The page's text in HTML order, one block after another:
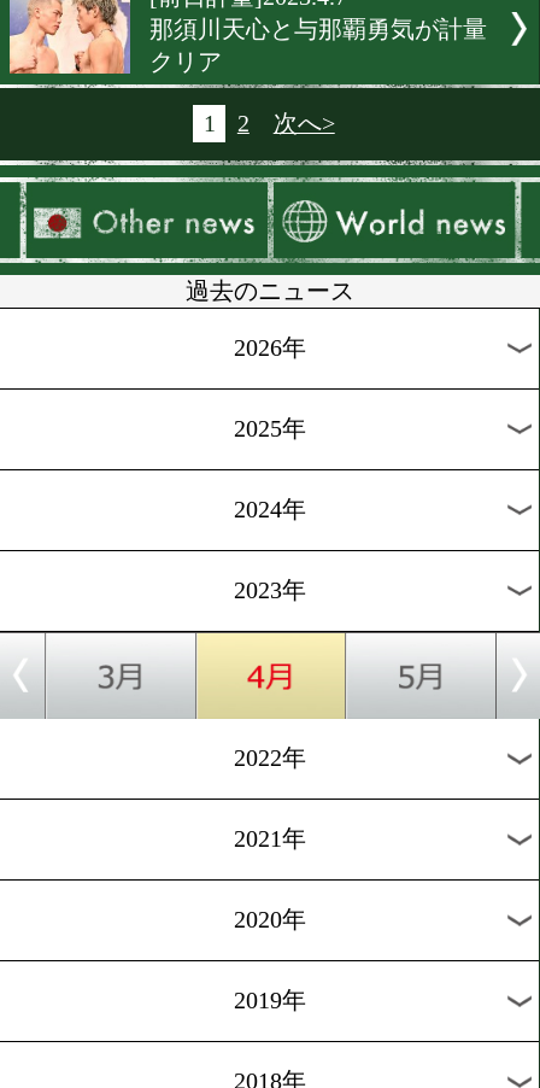
ピリピリムードでも笑顔の
兄弟
[前日計量]2023.4.8
吉野修一郎とシャクールが
合い!
[世界戦前日計量]2023.4.7
寺地拳四朗とアンソニーが
で計量クリア
[世界戦前日計量]2023.4.7
[前日計量]2023.4.7
那須川天心と与那覇勇気が
クリア
過去のニュース
2025年